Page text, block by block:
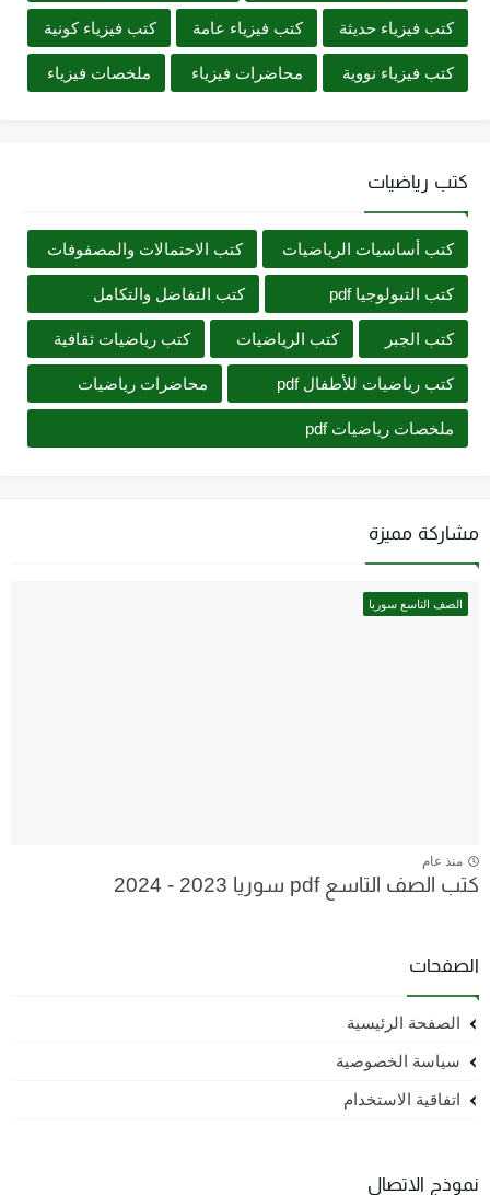
كتب فيزياء حديثة كتب فيزياء عامة كتب فيزياء كونية
كتب فيزياء نووية محاضرات فيزياء ملخصات فيزياء
كتب رياضيات
كتب أساسيات الرياضيات كتب الاحتمالات والمصفوفات
كتب التبولوجيا pdf كتب التفاضل والتكامل
كتب الجبر كتب الرياضيات كتب رياضيات ثقافية
كتب رياضيات للأطفال pdf محاضرات رياضيات
ملخصات رياضيات pdf
مشاركة مميزة
الصف التاسع سوريا
منذ عام
كتب الصف التاسع pdf سوريا 2023 - 2024
الصفحات
الصفحة الرئيسية
سياسة الخصوصية
اتفاقية الاستخدام
نموذج الاتصال